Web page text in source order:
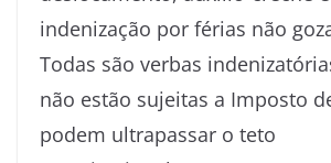
indenização por férias não
Todas são verbas
não estão sujeitas a Imposto
podem ultrapassar o teto